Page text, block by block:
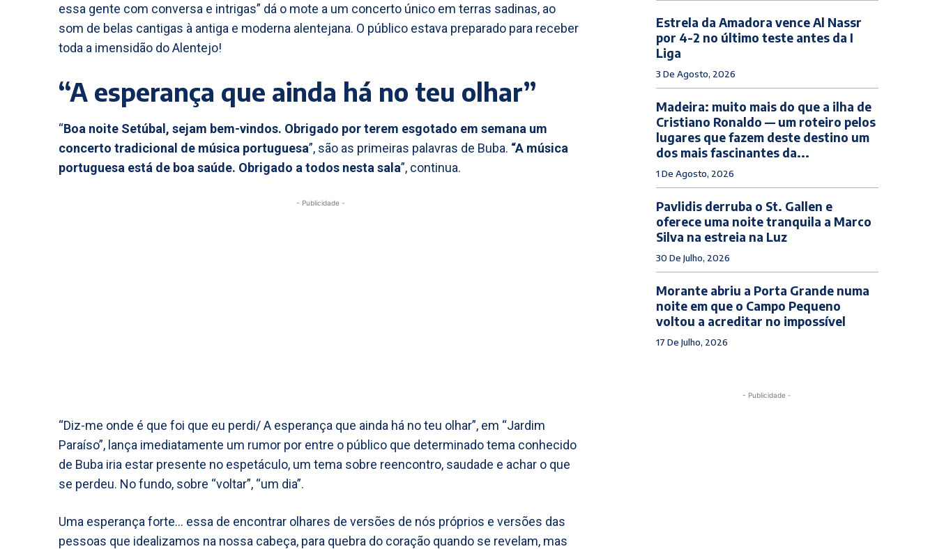
essa gente com conversa e intrigas” dá o mote a um concerto único em terras sadinas, ao
som de belas cantigas à antiga e moderna alentejana. O público estava preparado para receber
toda a imensidão do Alentejo!
“A esperança que ainda há no teu olhar”
“Boa noite Setúbal, sejam bem-vindos. Obrigado por terem esgotado em semana um
concerto tradicional de música portuguesa”, são as primeiras palavras de Buba. “A música
portuguesa está de boa saúde. Obrigado a todos nesta sala”, continua.
- Publicidade -
“Diz-me onde é que foi que eu perdi/ A esperança que ainda há no teu olhar”, em “Jardim
Paraíso”, lança imediatamente um rumor por entre o público que determinado tema conhecido
de Buba iria estar presente no espetáculo, um tema sobre reencontro, saudade e achar o que
se perdeu. No fundo, sobre “voltar”, “um dia”.
Uma esperança forte… essa de encontrar olhares de versões de nós próprios e versões das
pessoas que idealizamos na nossa cabeça, para quebra do coração quando se revelam, mas
Estrela da Amadora vence Al Nassr
por 4-2 no último teste antes da I
Liga
3 De Agosto, 2026
Madeira: muito mais do que a ilha de
Cristiano Ronaldo — um roteiro pelos
lugares que fazem deste destino um
dos mais fascinantes da...
1 De Agosto, 2026
Pavlidis derruba o St. Gallen e
oferece uma noite tranquila a Marco
Silva na estreia na Luz
30 De Julho, 2026
Morante abriu a Porta Grande numa
noite em que o Campo Pequeno
voltou a acreditar no impossível
17 De Julho, 2026
- Publicidade -